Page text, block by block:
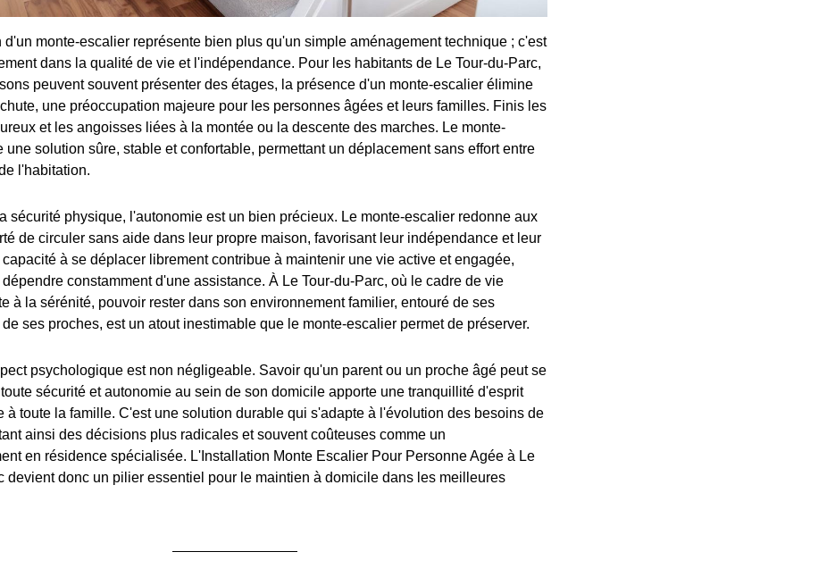
d'un monte-escalier représente bien plus qu'un simple aménagement technique ; c'est
dans la qualité de vie et l'indépendance. Pour les habitants de Le Tour-du-Parc,
peuvent souvent présenter des étages, la présence d'un monte-escalier élimine
une préoccupation majeure pour les personnes âgées et leurs familles. Finis les
et les angoisses liées à la montée ou la descente des marches. Le monte-
une solution sûre, stable et confortable, permettant un déplacement sans effort entre
l'habitation.
sécurité physique, l'autonomie est un bien précieux. Le monte-escalier redonne aux
de circuler sans aide dans leur propre maison, favorisant leur indépendance et leur
capacité à se déplacer librement contribue à maintenir une vie active et engagée,
constamment d'une assistance. À Le Tour-du-Parc, où le cadre de vie
à la sérénité, pouvoir rester dans son environnement familier, entouré de ses
ses proches, est un atout inestimable que le monte-escalier permet de préserver.
psychologique est non négligeable. Savoir qu'un parent ou un proche âgé peut se
sécurité et autonomie au sein de son domicile apporte une tranquillité d'esprit
à toute la famille. C'est une solution durable qui s'adapte à l'évolution des besoins de
ainsi des décisions plus radicales et souvent coûteuses comme un
en résidence spécialisée. L'Installation Monte Escalier Pour Personne Agée à Le
devient donc un pilier essentiel pour le maintien à domicile dans les meilleures